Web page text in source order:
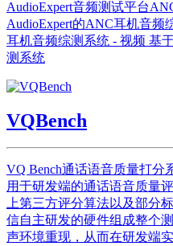
AudioExpert音频测试平台
AudioExpert的ANC耳机音频
耳机音频综测系统 - 视频 基
测系统
VQBench
VQ Bench通话语音质量打分
用于研发端的通话语音质量
上第三方评分算法以及部分
信自主研发的硬件组成整个
声环境重现，从而在研发端